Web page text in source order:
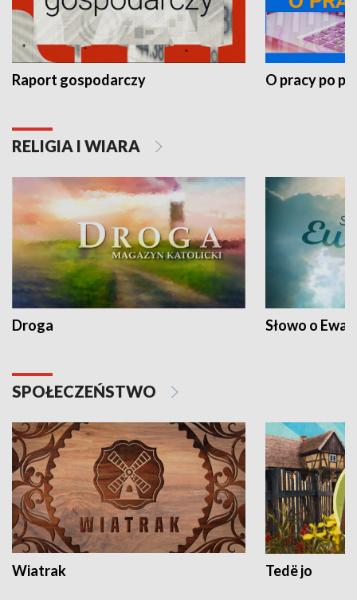
Raport gospodarczy O pracy po
RELIGIA I WIARA
Droga Słowo o
SPOŁECZEŃSTWO
Wiatrak Tedë jo